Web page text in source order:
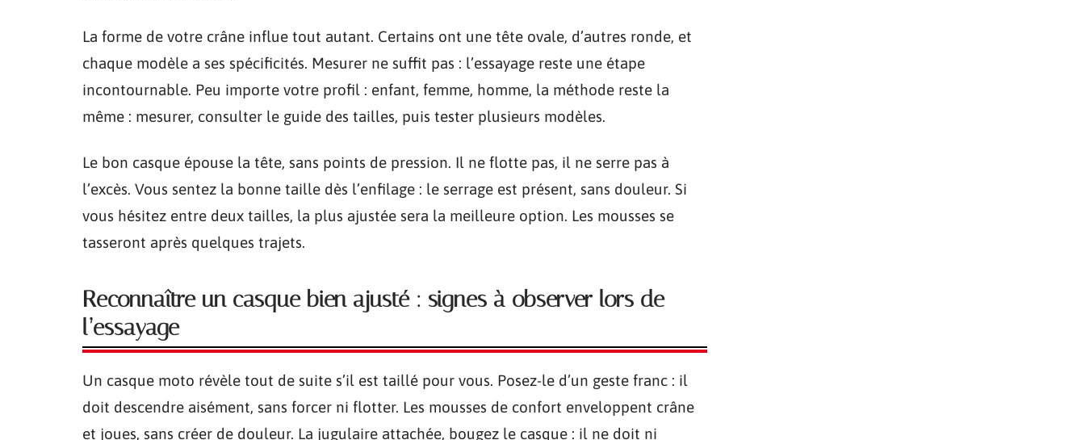
La forme de votre crâne influe tout autant. Certains ont une tête ovale, d’autres ronde, et
chaque modèle a ses spécificités. Mesurer ne suffit pas : l’essayage reste une étape
incontournable. Peu importe votre profil : enfant, femme, homme, la méthode reste la
même : mesurer, consulter le guide des tailles, puis tester plusieurs modèles.
Le bon casque épouse la tête, sans points de pression. Il ne flotte pas, il ne serre pas à
l’excès. Vous sentez la bonne taille dès l’enfilage : le serrage est présent, sans douleur. Si
vous hésitez entre deux tailles, la plus ajustée sera la meilleure option. Les mousses se
tasseront après quelques trajets.
Reconnaître un casque bien ajusté : signes à observer lors de
l’essayage
Un casque moto révèle tout de suite s’il est taillé pour vous. Posez-le d’un geste franc : il
doit descendre aisément, sans forcer ni flotter. Les mousses de confort enveloppent crâne
et joues, sans créer de douleur. La jugulaire attachée, bougez le casque : il ne doit ni